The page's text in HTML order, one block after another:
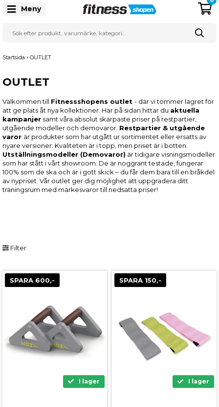
Meny
Startsida › OUTLET
OUTLET
Välkommen till Fitnessshopens outlet - där vi tömmer lagret för
att ge plats åt nya kollektioner. Här på sidan hittar du aktuella
kampanjer samt våra absolut skarpaste priser på restpartier,
utgående modeller och demovaror. Restpartier & utgående
varor är produkter som har utgått ur sortimentet eller ersatts av
nyare versioner: Kvaliteten är i topp, men priset är i botten.
Utställningsmodeller (Demovaror) är tidigare visningsmodeller
som har stått i vårt showroom: De är noggrant testade, fungerar
100% som de ska och är i gott skick – du får dem bara till en bråkdel
av nypriset. Vår outlet ger dig möjlighet att uppgradera ditt
träningsrum med märkesvaror till nedsatta priser!
Filter
SPARA 600,-
I lager
SPARA 150,-
I lager